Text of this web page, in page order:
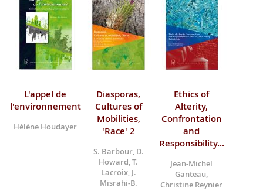
L'appel de
l'environnement
Hélène Houdayer
Diasporas,
Cultures of
Mobilities,
'Race' 2
S. Barbour, D.
Howard, T.
Lacroix, J.
Misrahi-B.
Ethics of
Alterity,
Confrontation
and
Responsibility...
Jean-Michel
Ganteau,
Christine Reynier